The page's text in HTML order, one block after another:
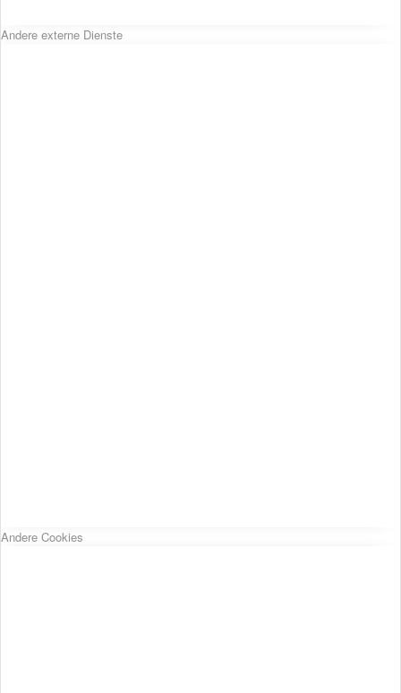
Andere externe Dienste
Andere Cookies